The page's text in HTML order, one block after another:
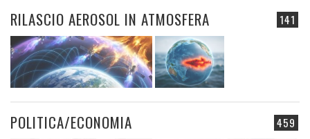
141
RILASCIO AEROSOL IN ATMOSFERA
459
POLITICA/ECONOMIA